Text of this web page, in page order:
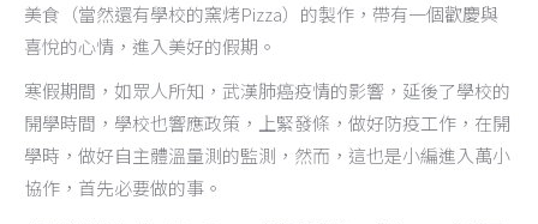
美食（當然還有學校的窯烤Pizza）的製作，帶有一個歡慶與
喜悅的心情，進入美好的假期。
寒假期間，如眾人所知，武漢肺癌疫情的影響，延後了學校的
開學時間，學校也響應政策，上緊發條，做好防疫工作，在開
學時，做好自主體溫量測的監測，然而，這也是小編進入萬小
協作，首先必要做的事。